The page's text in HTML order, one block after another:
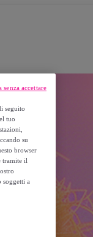
seguito
tuo
su
browser
tramite il
soggetti a
senza accettare